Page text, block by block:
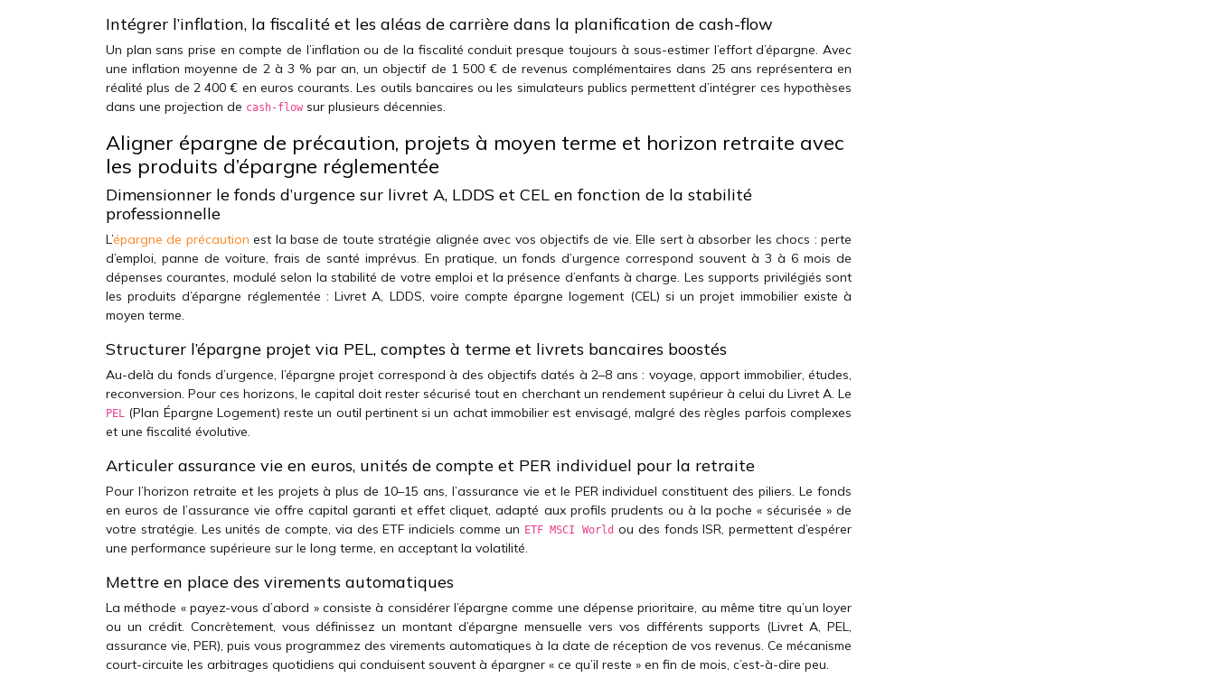
Intégrer l’inflation, la fiscalité et les aléas de carrière dans la planification de cash-flow
Un plan sans prise en compte de l’inflation ou de la fiscalité conduit presque toujours à sous-estimer l’effort d’épargne. Avec
une inflation moyenne de 2 à 3 % par an, un objectif de 1 500 € de revenus complémentaires dans 25 ans représentera en
réalité plus de 2 400 € en euros courants. Les outils bancaires ou les simulateurs publics permettent d’intégrer ces hypothèses
dans une projection de cash-flow sur plusieurs décennies.
Aligner épargne de précaution, projets à moyen terme et horizon retraite avec
les produits d’épargne réglementée
Dimensionner le fonds d’urgence sur livret A, LDDS et CEL en fonction de la stabilité
professionnelle
L’épargne de précaution est la base de toute stratégie alignée avec vos objectifs de vie. Elle sert à absorber les chocs : perte
d’emploi, panne de voiture, frais de santé imprévus. En pratique, un fonds d’urgence correspond souvent à 3 à 6 mois de
dépenses courantes, modulé selon la stabilité de votre emploi et la présence d’enfants à charge. Les supports privilégiés sont
les produits d’épargne réglementée : Livret A, LDDS, voire compte épargne logement (CEL) si un projet immobilier existe à
moyen terme.
Structurer l’épargne projet via PEL, comptes à terme et livrets bancaires boostés
Au-delà du fonds d’urgence, l’épargne projet correspond à des objectifs datés à 2–8 ans : voyage, apport immobilier, études,
reconversion. Pour ces horizons, le capital doit rester sécurisé tout en cherchant un rendement supérieur à celui du Livret A. Le
PEL (Plan Épargne Logement) reste un outil pertinent si un achat immobilier est envisagé, malgré des règles parfois complexes
et une fiscalité évolutive.
Articuler assurance vie en euros, unités de compte et PER individuel pour la retraite
Pour l’horizon retraite et les projets à plus de 10–15 ans, l’assurance vie et le PER individuel constituent des piliers. Le fonds
en euros de l’assurance vie offre capital garanti et effet cliquet, adapté aux profils prudents ou à la poche « sécurisée » de
votre stratégie. Les unités de compte, via des ETF indiciels comme un ETF MSCI World ou des fonds ISR, permettent d’espérer
une performance supérieure sur le long terme, en acceptant la volatilité.
Mettre en place des virements automatiques
La méthode « payez-vous d’abord » consiste à considérer l’épargne comme une dépense prioritaire, au même titre qu’un loyer
ou un crédit. Concrètement, vous définissez un montant d’épargne mensuelle vers vos différents supports (Livret A, PEL,
assurance vie, PER), puis vous programmez des virements automatiques à la date de réception de vos revenus. Ce mécanisme
court-circuite les arbitrages quotidiens qui conduisent souvent à épargner « ce qu’il reste » en fin de mois, c’est-à-dire peu.